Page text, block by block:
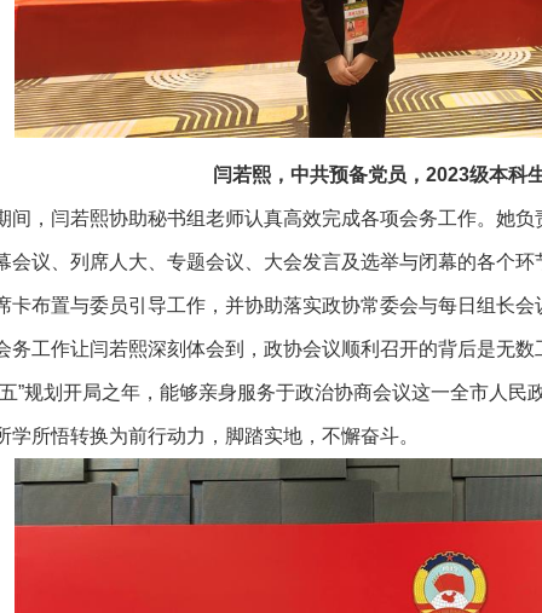
闫若熙，中共预备党员，2023级本科
间，闫若熙协助秘书组老师认真高效完成各项会务工作。她
会议、列席人大、专题会议、大会发言及选举与闭幕的各个
卡布置与委员引导工作，并协助落实政协常委会与每日组长会
务工作让闫若熙深刻体会到，政协会议顺利召开的背后是无
”规划开局之年，能够亲身服务于政治协商会议这一全市人
学所悟转换为前行动力，脚踏实地，不懈奋斗。